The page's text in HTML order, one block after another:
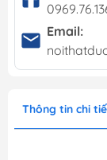
Email:
Thông tin chi